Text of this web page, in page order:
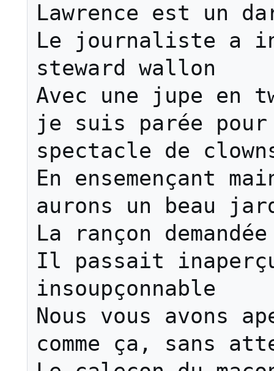
Lawrence est un
Le journaliste a
steward wallon
Avec une jupe en
je suis parée
spectacle de
En ensemençant
aurons un beau
La rançon
Il passait
insoupçonnable
Nous vous avons
comme ça, sans